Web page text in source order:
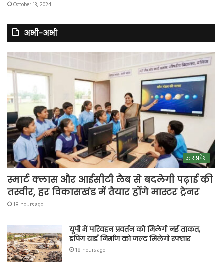
October 13, 2024
अभी-अभी
उत्तर प्रदेश
स्मार्ट क्लास और आईसीटी लैब से बदलेगी पढ़ाई की
तस्वीर, हर विकासखंड में तैयार होंगे मास्टर ट्रेनर
18 hours ago
यूपी में परिवहन प्रवर्तन को मिलेगी नई ताकत,
डंपिंग यार्ड निर्माण को जल्द मिलेगी रफ्तार
18 hours ago